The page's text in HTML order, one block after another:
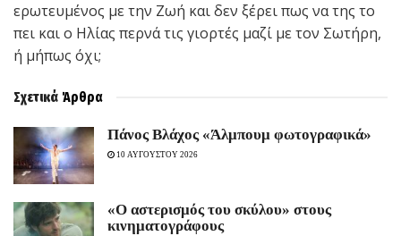
ερωτευμένος με την Ζωή και δεν ξέρει πως να της το
πει και ο Ηλίας περνά τις γιορτές μαζί με τον Σωτήρη,
ή μήπως όχι;
Σχετικά Άρθρα
Πάνος Βλάχος «Άλμπουμ φωτογραφικά»
10 ΑΥΓΟΥΣΤΟΥ 2026
«Ο αστερισμός του σκύλου» στους
κινηματογράφους